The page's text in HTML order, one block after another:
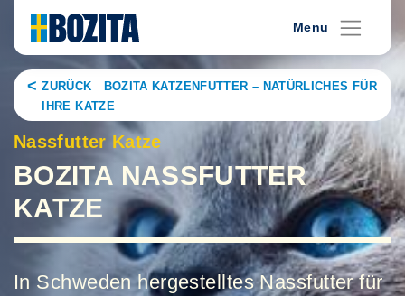
content
Menu
ZURÜCK BOZITA KATZENFUTTER – NATÜRLICHES FÜR
IHRE KATZE
Nassfutter Katze
BOZITA NASSFUTTER
KATZE
In Schweden hergestelltes Nassfutter für